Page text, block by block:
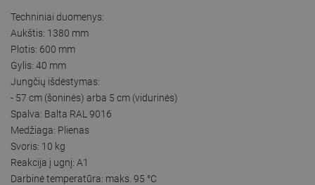
Techniniai duomenys:
Aukštis: 1380 mm
Plotis: 600 mm
Gylis: 40 mm
Jungčių išdėstymas:
- 57 cm (šoninės) arba 5 cm (vidurinės)
Spalva: Balta RAL 9016
Medžiaga: Plienas
Svoris: 10 kg
Reakcija į ugnį: A1
Darbinė temperatūra: maks. 95 °C